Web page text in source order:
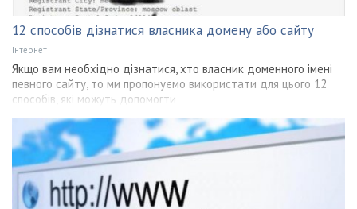
12 способів дізнатися власника домену або сайту
Інтернет
Якщо вам необхідно дізнатися, хто власник доменного імені
певного сайту, то ми пропонуємо використати для цього 12
способів, які можуть допомогти